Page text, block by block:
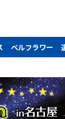
ベルフラワー